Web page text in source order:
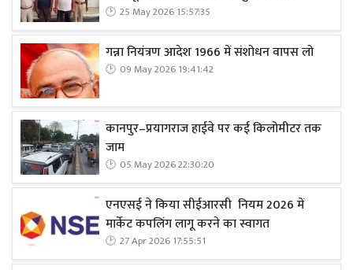
25 May 2026 15:57:35
गन्ना नियंत्रण आदेश 1966 में संशोधन वापस लो
09 May 2026 19:41:42
कानपुर–प्रयागराज हाईवे पर कई किलोमीटर तक
जाम
05 May 2026 22:30:20
एनएसई ने किया सीईआरसी नियम 2026 में
मार्केट कपलिंग लागू करने का स्वागत
27 Apr 2026 17:55:51